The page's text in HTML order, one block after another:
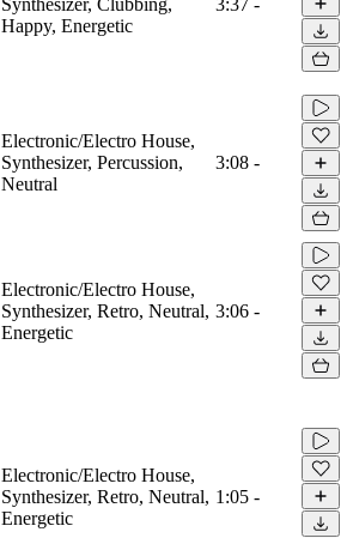
Happy, Energetic
Electronic/Electro House,
Synthesizer, Percussion,
Neutral
3:08 -
Electronic/Electro House,
Synthesizer, Retro, Neutral,
Energetic
3:06 -
Electronic/Electro House,
Synthesizer, Retro, Neutral,
Energetic
1:05 -